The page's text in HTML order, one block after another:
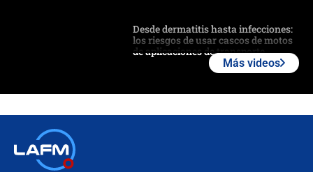
Desde dermatitis hasta infecciones:
los riesgos de usar cascos de motos
de aplicaciones de transporte
Más videos